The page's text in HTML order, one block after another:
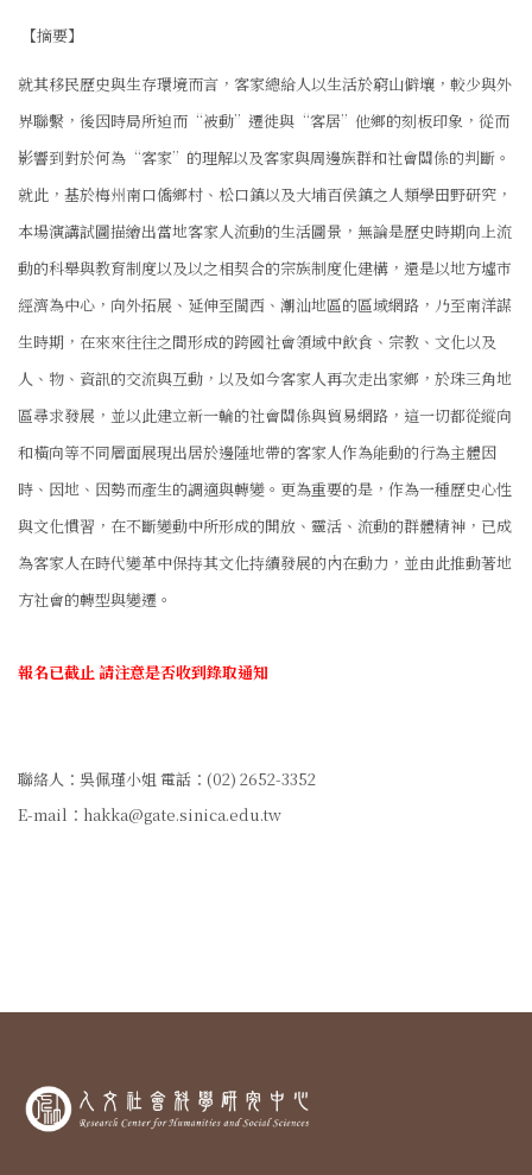
【摘要】
就其移民歷史與生存環境而言，客家總給人以生活於窮山僻壤，較少與外
界聯繫，後因時局所迫而“被動”遷徙與“客居”他鄉的刻板印象，從而
影響到對於何為“客家”的理解以及客家與周邊族群和社會關係的判斷。
就此，基於梅州南口僑鄉村、松口鎮以及大埔百侯鎮之人類學田野研究，
本場演講試圖描繪出當地客家人流動的生活圖景，無論是歷史時期向上流
動的科舉與教育制度以及以之相契合的宗族制度化建構，還是以地方墟市
經濟為中心，向外拓展、延伸至閩西、潮汕地區的區域網路，乃至南洋謀
生時期，在來來往往之間形成的跨國社會領域中飲食、宗教、文化以及
人、物、資訊的交流與互動，以及如今客家人再次走出家鄉，於珠三角地
區尋求發展，並以此建立新一輪的社會關係與貿易網路，這一切都從縱向
和橫向等不同層面展現出居於邊陲地帶的客家人作為能動的行為主體因
時、因地、因勢而產生的調適與轉變。更為重要的是，作為一種歷史心性
與文化慣習，在不斷變動中所形成的開放、靈活、流動的群體精神，已成
為客家人在時代變革中保持其文化持續發展的內在動力，並由此推動著地
方社會的轉型與變遷。
報名已截止 請注意是否收到錄取通知
聯絡人：吳佩瑾小姐 電話：(02) 2652-3352
E-mail：hakka@gate.sinica.edu.tw